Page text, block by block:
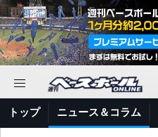
トップ ニュース＆コラム